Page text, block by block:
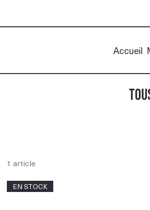
Accueil
1 article
EN STOCK